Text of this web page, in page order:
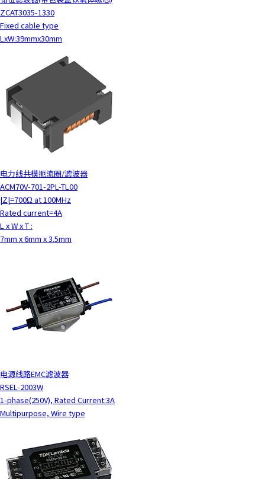
ZCAT3035-1330
Fixed cable type
LxW:39mmx30mm
电力线共模扼流圈/滤波器
ACM70V-701-2PL-TL00
|Z|=700Ω at 100MHz
Rated current=4A
L x W x T :
7mm x 6mm x 3.5mm
电源线路EMC滤波器
RSEL-2003W
1-phase(250V), Rated Current:3A
Multipurpose, Wire type